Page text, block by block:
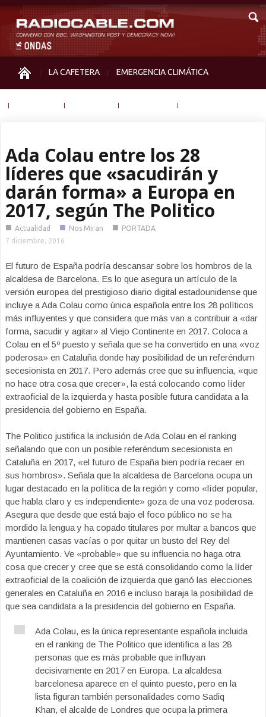
LA CAFETERA EMERGENCIA CLIMÁTICA
Ada Colau entre los 28
líderes que «sacudirán y
darán forma» a Europa en
2017, según The Politico
■ Actualidad ■ Nos Miran ■ PORTADA
7 diciembre, 2016
El futuro de España podría descansar sobre los hombros de la
alcaldesa de Barcelona. Es lo que asegura un artículo de la
versión europea del prestigioso diario digital estadounidense que
incluye a Ada Colau como única española entre los 28 políticos
más influyentes y que considera que más van a contribuir a «dar
forma, sacudir y agitar» al Viejo Continente en 2017. Coloca a
Colau en el 5º puesto y señala que se ha convertido en una «voz
poderosa» en Cataluña donde hay posibilidad de un referéndum
secesionista en 2017. Pero además cree que su influencia, «que
no hace otra cosa que crecer», la está colocando como líder
extraoficial de la izquierda y hasta posible futura candidata a la
presidencia del gobierno en España.
The Politico justifica la inclusión de Ada Colau en el ranking
señalando que con un posible referéndum secesionista en
Cataluña en 2017, «el futuro de España bien podría recaer en
sus hombros». Señala que la alcaldesa de Barcelona ocupa un
lugar destacado en la política de la región y como «líder popular,
que habla claro y es independiente» goza de una voz poderosa.
Asegura que desde que está bajo el foco público no se ha
mordido la lengua y ha copado titulares por multar a bancos que
mantienen casas vacías o por quitar un busto del Rey del
Ayuntamiento. Ve «probable» que su influencia no haga otra
cosa que crecer y cree que se está consolidando como la líder
extraoficial de la coalición de izquierda que ganó las elecciones
generales en Cataluña en 2016 e incluso baraja la posibilidad de
que sea candidata a la presidencia del gobierno en España.
Ada Colau, es la única representante española incluida
en el ranking de The Politico que identifica a las 28
personas que es más probable que influyan
decisivamente en 2017 en Europa. La alcaldesa
barcelonesa aparece en el quinto puesto, pero en la
lista figuran también personalidades como Sadiq
Khan, el alcalde de Londres que ocupa la primera